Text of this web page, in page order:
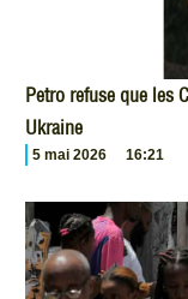
Petro refuse que les
Ukraine
5 mai 2026 16:21